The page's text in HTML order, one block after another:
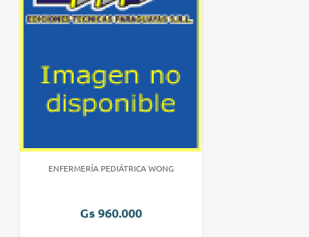
ENFERMERÍA PEDIÁTRICA WONG
Gs 960.000